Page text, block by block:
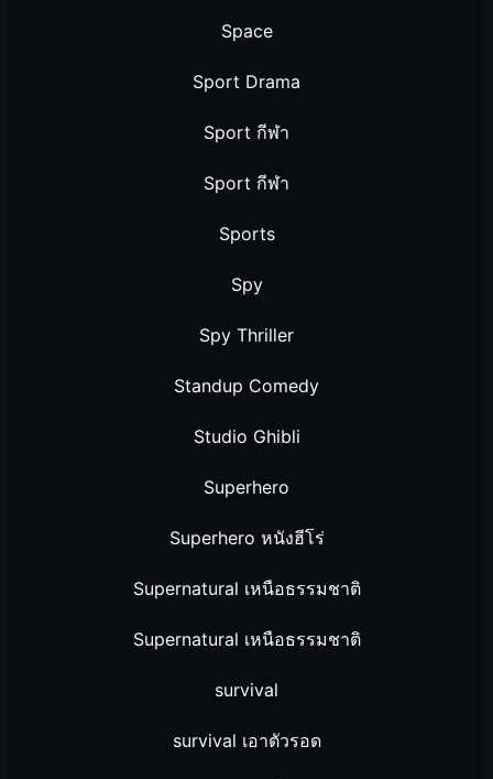
Space
Sport Drama
Sport กีฬา
Sport กีฬา
Sports
Spy
Spy Thriller
Standup Comedy
Studio Ghibli
Superhero
Superhero หนังฮีโร่
Supernatural เหนือธรรมชาติ
Supernatural เหนือธรรมชาติ
survival
survival เอาตัวรอด